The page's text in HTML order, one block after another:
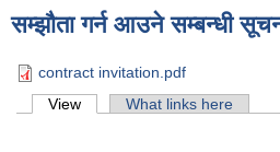
सम्झौता गर्न आउने सम्बन्धी
contract invitation.pdf
Primary tabs
View (active tab)What links here